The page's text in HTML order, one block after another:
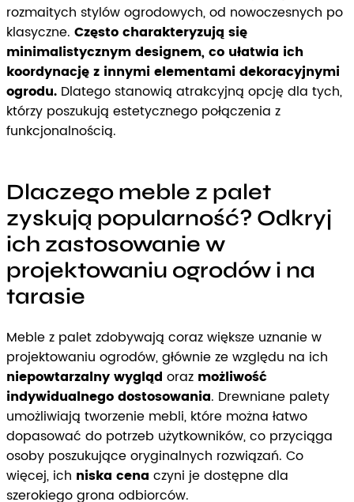
rozmaitych stylów ogrodowych, od nowoczesnych po
klasyczne. Często charakteryzują się
minimalistycznym designem, co ułatwia ich
koordynację z innymi elementami dekoracyjnymi
ogrodu. Dlatego stanowią atrakcyjną opcję dla tych,
którzy poszukują estetycznego połączenia z
funkcjonalnością.
Dlaczego meble z palet
zyskują popularność? Odkryj
ich zastosowanie w
projektowaniu ogrodów i na
tarasie
Meble z palet zdobywają coraz większe uznanie w
projektowaniu ogrodów, głównie ze względu na ich
niepowtarzalny wygląd oraz możliwość
indywidualnego dostosowania. Drewniane palety
umożliwiają tworzenie mebli, które można łatwo
dopasować do potrzeb użytkowników, co przyciąga
osoby poszukujące oryginalnych rozwiązań. Co
więcej, ich niska cena czyni je dostępne dla
szerokiego grona odbiorców.